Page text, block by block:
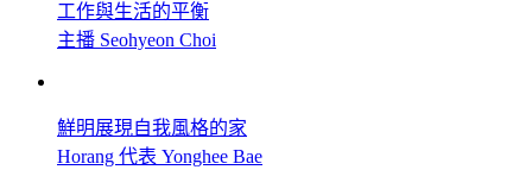
工作與生活的平衡
主播 Seohyeon Choi
鮮明展現自我風格的家
Horang 代表 Yonghee Bae